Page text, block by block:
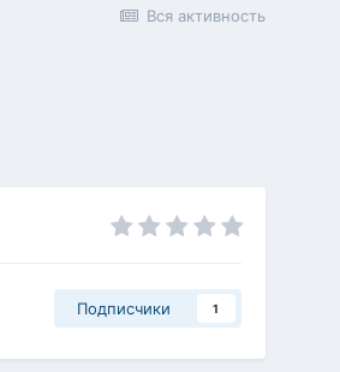
Вся активность
Подписчики 1